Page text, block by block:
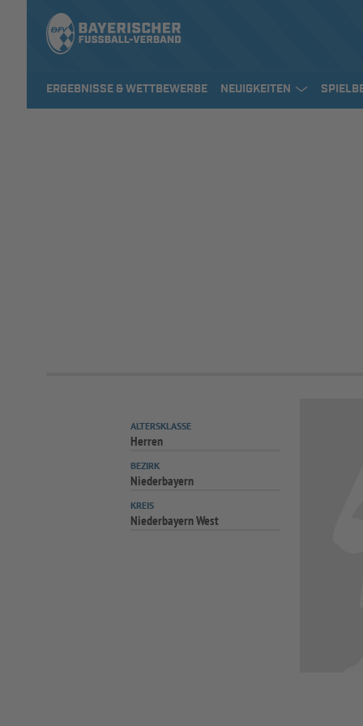
ERGEBNISSE & WETTBEWERBE NEUIGKEITEN
ALTERSKLASSE
Herren
BEZIRK
Niederbayern
KREIS
Niederbayern West